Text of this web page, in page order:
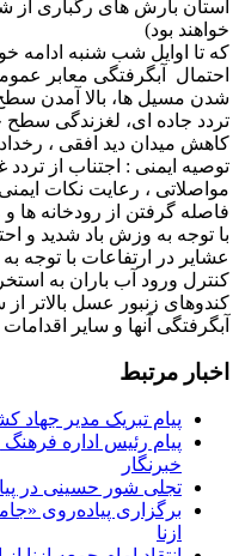
استان بارش های رگباری از
خواهند بود)
که تا اوایل شب شنبه ادامه
احتمال آبگرفتگی معابر
شدن مسیل ها، بالا آمدن
تردد جاده ای، لغزندگی سطح
کاهش میدان دید افقی ،
توصیه ایمنی : اجتناب از
مواصلاتی ، رعایت نکات
فاصله گرفتن از رودخانه ها
با توجه به وزش باد شدید و
عشایر در ارتفاعات با توجه
کنترل ورود آب باران به
کندوهای زنبور عسل بالاتر
آبگرفتگی آنها و سایر
اخبار مرتبط
پیام تبریک مدیر جهاد
پیام رئیس اداره
خبرنگار
تجلی شور حسینی در
برگزاری پیاده‌روی
ازنا